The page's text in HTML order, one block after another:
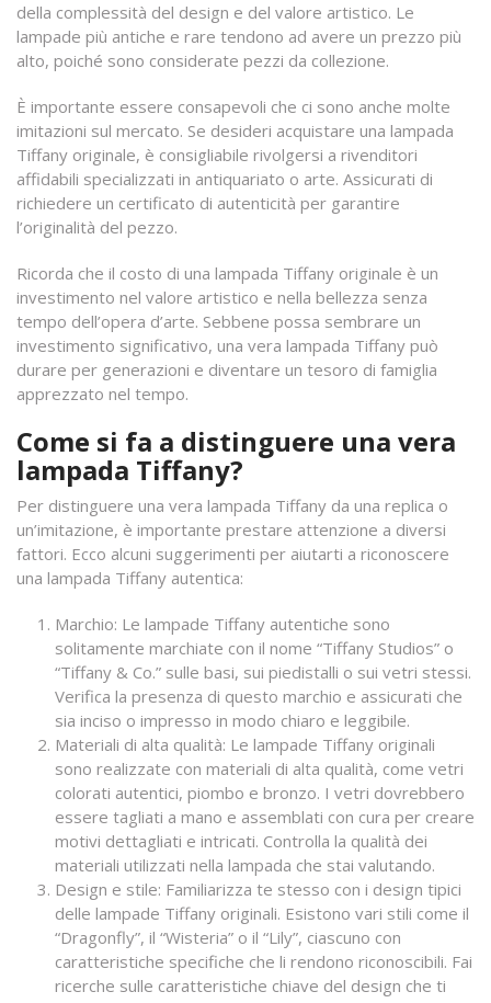
della complessità del design e del valore artistico. Le
lampade più antiche e rare tendono ad avere un prezzo più
alto, poiché sono considerate pezzi da collezione.
È importante essere consapevoli che ci sono anche molte
imitazioni sul mercato. Se desideri acquistare una lampada
Tiffany originale, è consigliabile rivolgersi a rivenditori
affidabili specializzati in antiquariato o arte. Assicurati di
richiedere un certificato di autenticità per garantire
l’originalità del pezzo.
Ricorda che il costo di una lampada Tiffany originale è un
investimento nel valore artistico e nella bellezza senza
tempo dell’opera d’arte. Sebbene possa sembrare un
investimento significativo, una vera lampada Tiffany può
durare per generazioni e diventare un tesoro di famiglia
apprezzato nel tempo.
Come si fa a distinguere una vera
lampada Tiffany?
Per distinguere una vera lampada Tiffany da una replica o
un’imitazione, è importante prestare attenzione a diversi
fattori. Ecco alcuni suggerimenti per aiutarti a riconoscere
una lampada Tiffany autentica:
Marchio: Le lampade Tiffany autentiche sono
solitamente marchiate con il nome “Tiffany Studios” o
“Tiffany & Co.” sulle basi, sui piedistalli o sui vetri stessi.
Verifica la presenza di questo marchio e assicurati che
sia inciso o impresso in modo chiaro e leggibile.
Materiali di alta qualità: Le lampade Tiffany originali
sono realizzate con materiali di alta qualità, come vetri
colorati autentici, piombo e bronzo. I vetri dovrebbero
essere tagliati a mano e assemblati con cura per creare
motivi dettagliati e intricati. Controlla la qualità dei
materiali utilizzati nella lampada che stai valutando.
Design e stile: Familiarizza te stesso con i design tipici
delle lampade Tiffany originali. Esistono vari stili come il
“Dragonfly”, il “Wisteria” o il “Lily”, ciascuno con
caratteristiche specifiche che li rendono riconoscibili. Fai
ricerche sulle caratteristiche chiave del design che ti